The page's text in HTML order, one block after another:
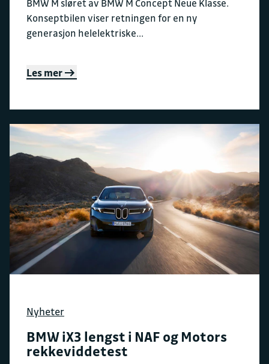
BMW M sløret av BMW M Concept Neue Klasse.
Konseptbilen viser retningen for en ny
generasjon helelektriske...
Les mer
Nyheter
BMW iX3 lengst i NAF og Motors
rekkeviddetest